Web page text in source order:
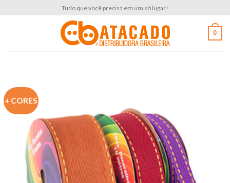
Tudo que você precisa em um só lugar!
0
+ CORES